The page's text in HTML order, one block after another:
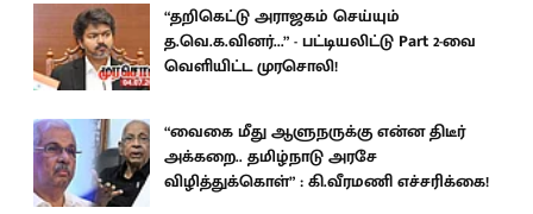
“தறிகெட்டு அராஜகம் செய்யும்
த.வெ.க.வினர்...” - பட்டியலிட்டு Part 2-வை
வெளியிட்ட முரசொலி!
“வைகை மீது ஆளுநருக்கு என்ன திடீர்
அக்கறை.. தமிழ்நாடு அரசே
விழித்துக்கொள்” : கி.வீரமணி எச்சரிக்கை!